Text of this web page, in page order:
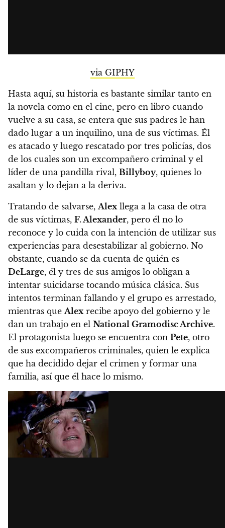
via GIPHY
Hasta aquí, su historia es bastante similar tanto en
la novela como en el cine, pero en libro cuando
vuelve a su casa, se entera que sus padres le han
dado lugar a un inquilino, una de sus víctimas. Él
es atacado y luego rescatado por tres policías, dos
de los cuales son un excompañero criminal y el
líder de una pandilla rival, Billyboy, quienes lo
asaltan y lo dejan a la deriva.
Tratando de salvarse,Alexllega a la casa de otra
de sus víctimas, F. Alexander, pero él no lo
reconoce y lo cuida con la intención de utilizar sus
experiencias para desestabilizar al gobierno. No
obstante, cuando se da cuenta de quién es
DeLarge, él y tres de sus amigos lo obligan a
intentar suicidarse tocando música clásica. Sus
intentos terminan fallando y el grupo es arrestado,
mientras queAlexrecibe apoyo del gobierno y le
dan un trabajo en el National Gramodisc Archive.
El protagonista luego se encuentra con Pete, otro
de sus excompañeros criminales, quien le explica
que ha decidido dejar el crimen y formar una
familia, así que él hace lo mismo.